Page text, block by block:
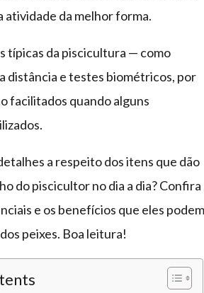
atividade da melhor forma.
típicas da piscicultura — como
distância e testes biométricos, por
facilitados quando alguns
a respeito dos itens que dão
do piscicultor no dia a dia? Confira
e os benefícios que eles podem
peixes. Boa leitura!